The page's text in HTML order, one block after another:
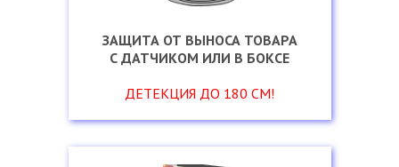
ЗАЩИТА ОТ ВЫНОСАТОВАРА
С ДАТЧИКОМ ИЛИ В БОКСЕ
ДЕТЕКЦИЯ ДО 180 СМ!